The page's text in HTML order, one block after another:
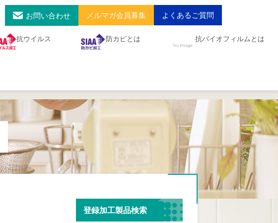
お問い合わせ メルマガ会員募集 よくあるご質問
抗ウイルス 防カビとは 抗バイオフィルムとは
登録加工製品検索